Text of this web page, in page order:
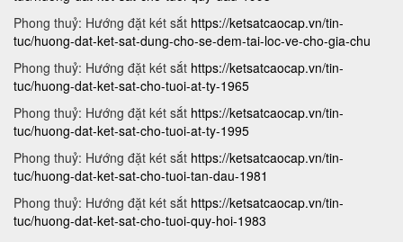
Phong thuỷ: Hướng đặt két sắt https://ketsatcaocap.vn/tin-
tuc/huong-dat-ket-sat-dung-cho-se-dem-tai-loc-ve-cho-gia-chu
Phong thuỷ: Hướng đặt két sắt https://ketsatcaocap.vn/tin-
tuc/huong-dat-ket-sat-cho-tuoi-at-ty-1965
Phong thuỷ: Hướng đặt két sắt https://ketsatcaocap.vn/tin-
tuc/huong-dat-ket-sat-cho-tuoi-at-ty-1995
Phong thuỷ: Hướng đặt két sắt https://ketsatcaocap.vn/tin-
tuc/huong-dat-ket-sat-cho-tuoi-tan-dau-1981
Phong thuỷ: Hướng đặt két sắt https://ketsatcaocap.vn/tin-
tuc/huong-dat-ket-sat-cho-tuoi-quy-hoi-1983